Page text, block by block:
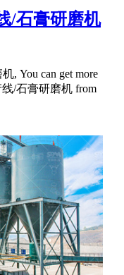
/石膏研磨机
, You can get more
/石膏研磨机 from